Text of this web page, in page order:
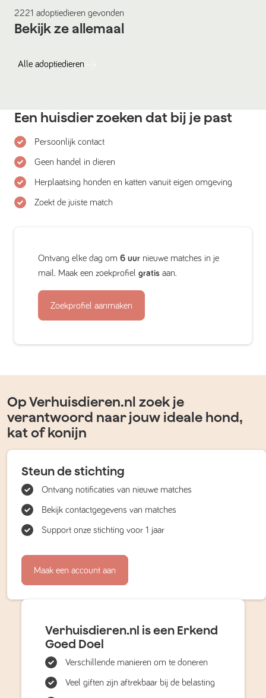
2221 adoptiedieren gevonden
Bekijk ze allemaal
Alle adoptiedieren
Een huisdier zoeken dat bij je past
Persoonlijk contact
Geen handel in dieren
Herplaatsing honden en katten vanuit eigen omgeving
Zoekt de juiste match
Ontvang elke dag om 6 uur nieuwe matches in je
mail. Maak een zoekprofiel gratis aan.
Zoekprofiel aanmaken
Op Verhuisdieren.nl zoek je
verantwoord naar jouw ideale hond,
kat of konijn
Steun de stichting
Ontvang notificaties van nieuwe matches
Bekijk contactgegevens van matches
Support onze stichting voor 1 jaar
Maak een account aan
Verhuisdieren.nl is een Erkend
Goed Doel
Verschillende manieren om te doneren
Veel giften zijn aftrekbaar bij de belasting